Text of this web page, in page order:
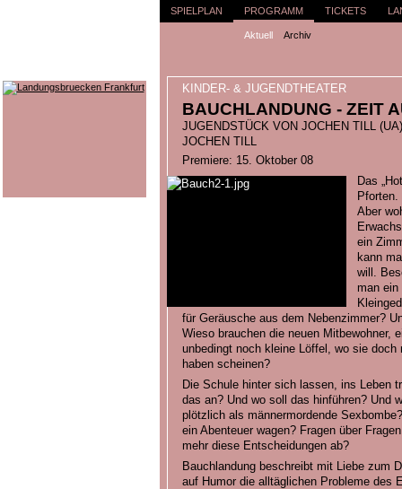
SPIELPLAN PROGRAMM
Aktuell Archiv
TICKETS
KINDER- & JUGENDTHEATER
BAUCHLANDUNG - ZEIT
JUGENDSTÜCK VON JOCHEN TILL (UA)
JOCHEN TILL
Premiere: 15. Oktober 08
Das
Aber
ein
kann
will.
man ein
für Geräusche aus dem Nebenzimmer?
Wieso brauchen die neuen Mitbewohner,
unbedingt noch kleine Löffel, wo sie
haben scheinen?
Die Schule hinter sich lassen, ins Leben
das an? Und wo soll das hinführen? Und
plötzlich als männermordende
ein Abenteuer wagen? Fragen über
mehr diese Entscheidungen ab?
Bauchlandung beschreibt mit Liebe zum
auf Humor die alltäglichen Probleme des